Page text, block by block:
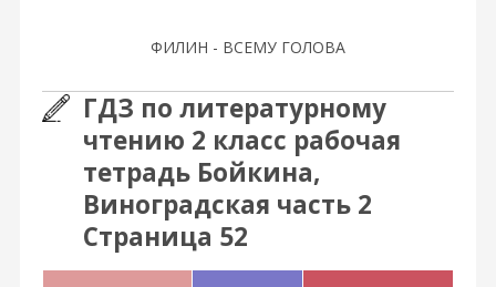
ФИЛИН - ВСЕМУ ГОЛОВА
ГДЗ по литературному
чтению 2 класс рабочая
тетрадь Бойкина,
Виноградская часть 2
Страница 52